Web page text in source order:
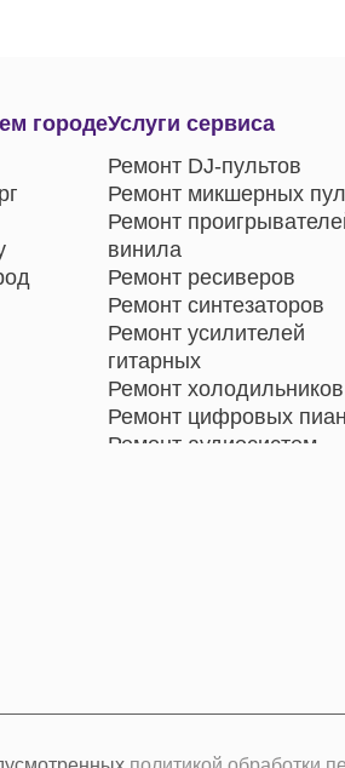
городеУслуги сервиса
Ремонт DJ-пультов
Ремонт микшерных
Ремонт
винила
Ремонт ресиверов
Ремонт синтезаторов
Ремонт усилителей
гитарных
Ремонт холодильников
Ремонт цифровых
Ремонт аудиосистем